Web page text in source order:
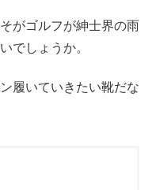
がゴルフが紳士界の雨
でしょうか。
履いていきたい靴だな